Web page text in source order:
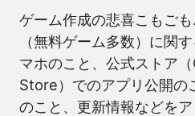
ゲーム作成の悲喜こもご
（無料ゲーム多数）に関
マホのこと、公式ストア
Store）でのアプリ公開の
のこと、更新情報などを